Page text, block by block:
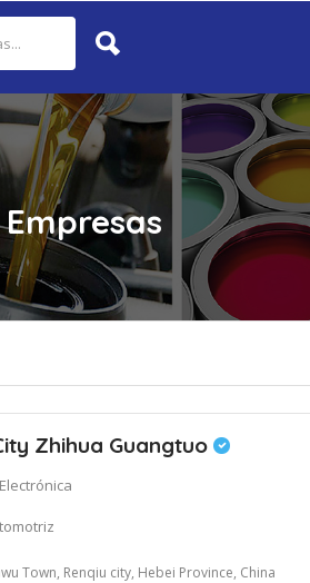
Empresas
Zhihua Guangtuo
Town, Renqiu city, Hebei Province, China